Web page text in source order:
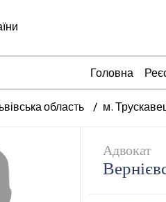
Головна
область м.
Адвокат